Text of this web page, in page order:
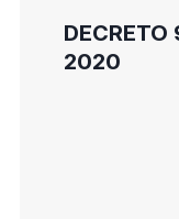
DECRETO
2020